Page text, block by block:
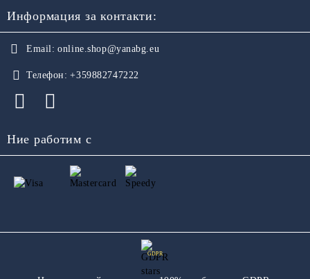
Информация за контакти:
Email: online.shop@yanabg.eu
Телефон: +359882747222
Ние работим с
GDPR